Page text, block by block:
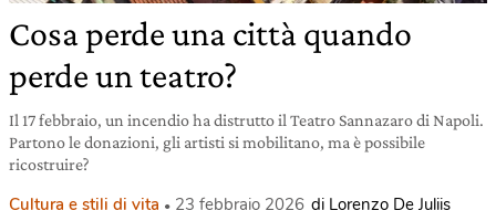
Cosa perde una città quando
perde un teatro?
Il 17 febbraio, un incendio ha distrutto il Teatro Sannazaro di Napoli.
Partono le donazioni, gli artisti si mobilitano, ma è possibile
ricostruire?
Cultura e stili di vita 23 febbraio 2026 di Lorenzo De Juliis